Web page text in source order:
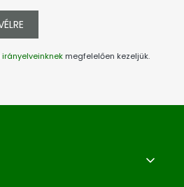
megfelelően kezeljük.